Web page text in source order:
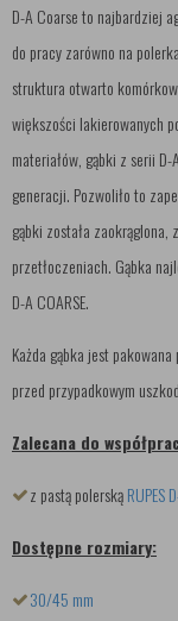
D-A Coarse to najbardziej
do pracy zarówno na
struktura otwarto
większości lakierowanych
materiałów, gąbki z serii
generacji. Pozwoliło to
gąbki została
przetłoczeniach. Gąbka
D-A COARSE.
Każda gąbka jest
przed przypadkowym
Zalecana do
z pastą polerskąRUPES
Dostępne rozmiary:
30/45 mm